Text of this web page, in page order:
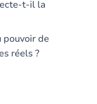
t-il la
pouvoir de
réels ?